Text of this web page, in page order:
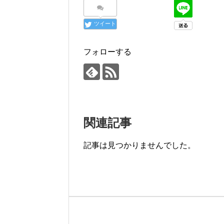
ツイート
フォローする
関連記事
記事は見つかりませんでした。